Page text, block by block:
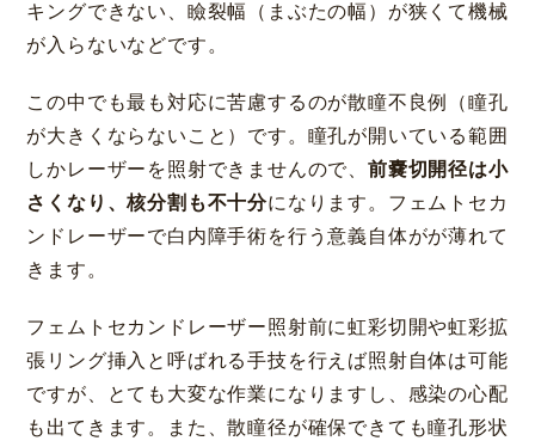
キングできない、瞼裂幅（まぶたの幅）が狭くて機械
が入らないなどです。
この中でも最も対応に苦慮するのが散瞳不良例（瞳孔
が大きくならないこと）です。瞳孔が開いている範囲
しかレーザーを照射できませんので、 前嚢切開径は小
さくなり、核分割も不十分になります。フェムトセカ
ンドレーザーで白内障手術を行う意義自体がが薄れて
きます。
フェムトセカンドレーザー照射前に虹彩切開や虹彩拡
張リング挿入と呼ばれる手技を行えば照射自体は可能
ですが、とても大変な作業になりますし、感染の心配
も出てきます。また、散瞳径が確保できても瞳孔形状